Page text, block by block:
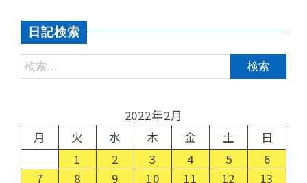
日記検索
2022年2月
月
火 水 木 金 土
日
1
2 3 4 5
6
7
8 9 10 11 12 13